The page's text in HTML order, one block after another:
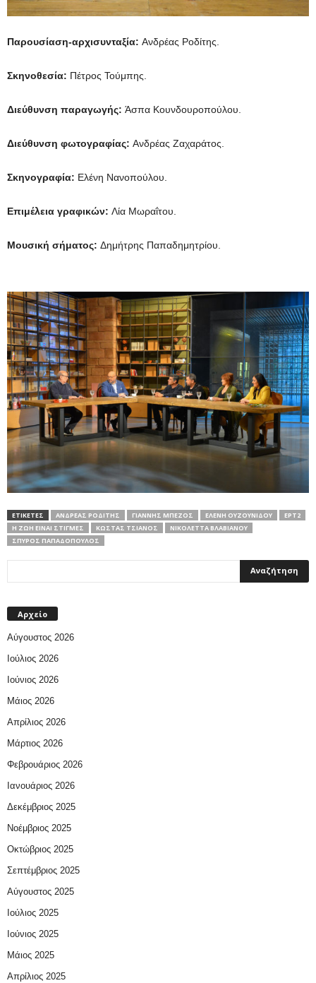
Παρουσίαση-αρχισυνταξία: Ανδρέας Ροδίτης.
Σκηνοθεσία: Πέτρος Τούμπης.
Διεύθυνση παραγωγής: Άσπα Κουνδουροπούλου.
Διεύθυνση φωτογραφίας: Ανδρέας Ζαχαράτος.
Σκηνογραφία: Ελένη Νανοπούλου.
Επιμέλεια γραφικών: Λία Μωραΐτου.
Μουσική σήματος: Δημήτρης Παπαδημητρίου.
ΕΤΙΚΕΤΕΣ ΑΝΔΡΈΑΣ ΡΟΔΊΤΗΣ ΓΙΆΝΝΗΣ ΜΠΈΖΟΣ ΕΛΈΝΗ ΟΥΖΟΥΝΊΔΟΥ
ΕΡΤ2
Η ΖΩΉ ΕΊΝΑΙ ΣΤΙΓΜΈΣ
ΚΏΣΤΑΣ ΤΣΙΆΝΟΣ
ΝΙΚΟΛΈΤΤΑ ΒΛΑΒΙΑΝΟΎ
ΣΠΎΡΟΣ ΠΑΠΑΔΌΠΟΥΛΟΣ
Αρχείο
Αύγουστος 2026
Ιούλιος 2026
Ιούνιος 2026
Μάιος 2026
Απρίλιος 2026
Μάρτιος 2026
Φεβρουάριος 2026
Ιανουάριος 2026
Δεκέμβριος 2025
Νοέμβριος 2025
Οκτώβριος 2025
Σεπτέμβριος 2025
Αύγουστος 2025
Ιούλιος 2025
Ιούνιος 2025
Μάιος 2025
Απρίλιος 2025